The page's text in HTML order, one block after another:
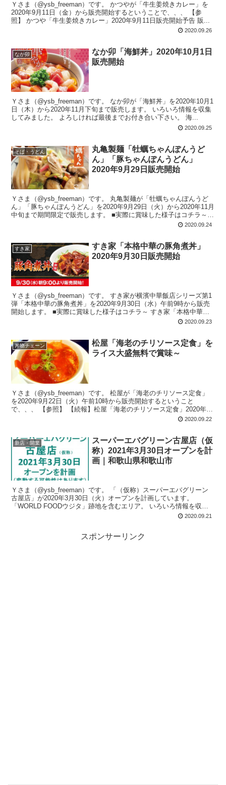
Ｙさま（@ysb_freeman）です。 かつやが「牛生姜焼きカレー」を
2020年9月11日（金）から販売開始するということで、、、 【参
照】 かつや「牛生姜焼きカレー」2020年9月11日販売開始予告 販...
2020.09.26
なか卯
なか卯「海鮮丼」2020年10月1日
販売開始
Ｙさま（@ysb_freeman）です。 なか卯が「海鮮丼」を2020年10月1
日（木）から2020年11月下旬まで販売します。 いろいろ情報を収集
してみました。 よろしければ最後までお付き合い下さい。 海...
2020.09.25
そば・うどん
丸亀製麺「牡蠣ちゃんぽんうど
ん」「豚ちゃんぽんうどん」
2020年9月29日販売開始
Ｙさま（@ysb_freeman）です。 丸亀製麺が「牡蠣ちゃんぽんうど
ん」「豚ちゃんぽんうどん」を2020年9月29日（火）から2020年11月
中旬まで期間限定で販売します。 ■実際に賞味した様子はコチラ～
2020.09.24
すき家
すき家「本格中華の豚角煮丼」
2020年9月30日販売開始
Ｙさま（@ysb_freeman）です。 すき家が横濱中華飯店シリーズ第1
弾「本格中華の豚角煮丼」を2020年9月30日（水）午前9時から販売
開始します。 ■実際に賞味した様子はコチラ～ すき家「本格中華の
2020.09.23
丼物チェーン
松屋「海老のチリソース定食」を
ライス大盛無料で賞味～
Ｙさま（@ysb_freeman）です。 松屋が「海老のチリソース定食」
を2020年9月22日（火）午前10時から販売開始するということ
で、、、 【参照】 【続報】松屋「海老のチリソース定食」2020年9
2020.09.22
新店・開業
スーパーエバグリーン古屋店（仮
称）2021年3月30日オープンを計
画｜和歌山県和歌山市
Ｙさま（@ysb_freeman）です。 「（仮称）スーパーエバグリーン
古屋店」が2020年3月30日（火）オープンを計画しています。
「WORLD FOODウジタ」跡地を含むエリア。 いろいろ情報を収集
2020.09.21
スポンサーリンク